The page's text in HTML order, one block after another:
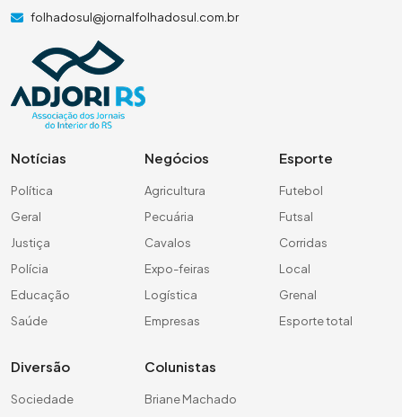
folhadosul@jornalfolhadosul.com.br
Notícias
Política
Geral
Justiça
Polícia
Educação
Saúde
Negócios
Agricultura
Pecuária
Cavalos
Expo-feiras
Logística
Empresas
Esporte
Futebol
Futsal
Corridas
Local
Grenal
Esporte total
Diversão
Sociedade
Colunistas
Briane Machado